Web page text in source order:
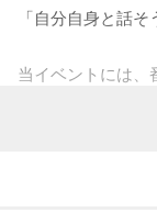
「自分自身と話
当イベントには、
村淳と、アシス